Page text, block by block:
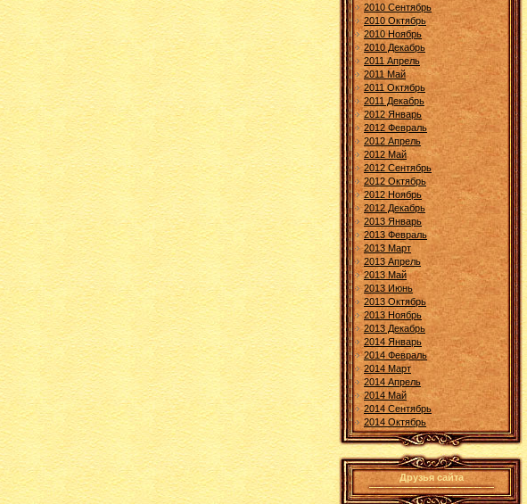
2010 Сентябрь
2010 Октябрь
2010 Ноябрь
2010 Декабрь
2011 Апрель
2011 Май
2011 Октябрь
2011 Декабрь
2012 Январь
2012 Февраль
2012 Апрель
2012 Май
2012 Сентябрь
2012 Октябрь
2012 Ноябрь
2012 Декабрь
2013 Январь
2013 Февраль
2013 Март
2013 Апрель
2013 Май
2013 Июнь
2013 Октябрь
2013 Ноябрь
2013 Декабрь
2014 Январь
2014 Февраль
2014 Март
2014 Апрель
2014 Май
2014 Сентябрь
2014 Октябрь
Друзья сайта